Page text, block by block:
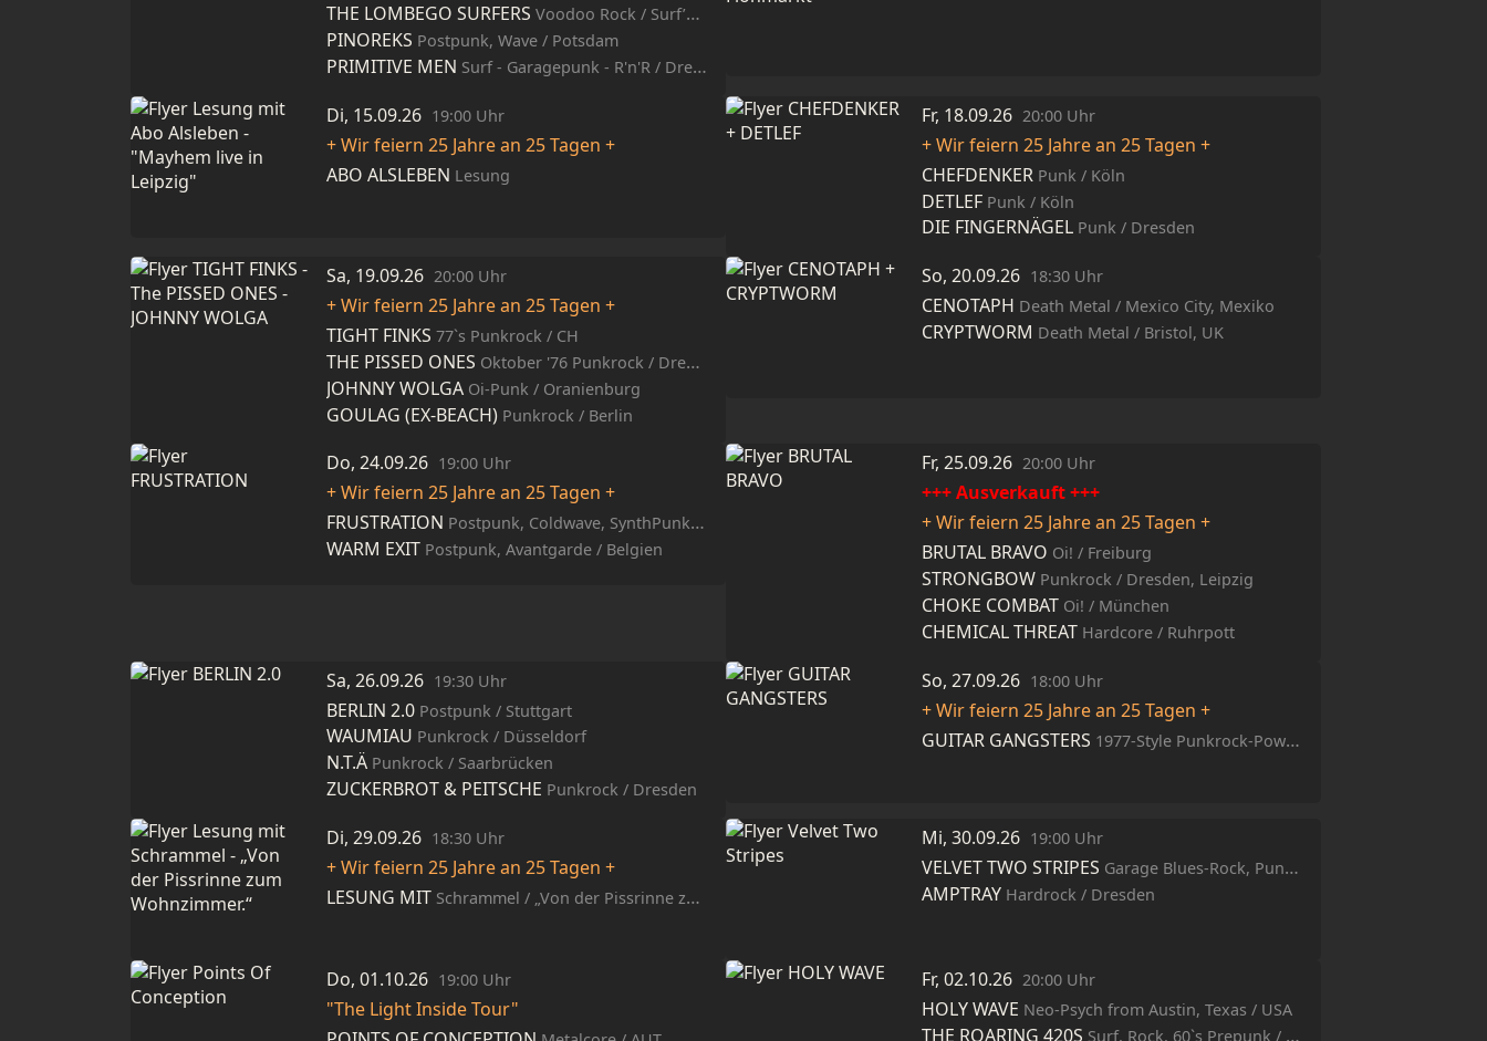
THE LOMBEGO SURFERS Voodoo Rock / Surf’n’Roll / CH
PINOREKS Postpunk, Wave / Potsdam
PRIMITIVE MEN Surf - Garagepunk - R'n'R / Dresden
Di, 15.09.26 19:00 Uhr
+ Wir feiern 25 Jahre an 25 Tagen +
ABO ALSLEBEN Lesung
Fr, 18.09.26 20:00 Uhr
+ Wir feiern 25 Jahre an 25 Tagen +
CHEFDENKER Punk / Köln
DETLEF Punk / Köln
DIE FINGERNÄGEL Punk / Dresden
Sa, 19.09.26 20:00 Uhr
+ Wir feiern 25 Jahre an 25 Tagen +
TIGHT FINKS 77`s Punkrock / CH
THE PISSED ONES Oktober '76 Punkrock / Dresden
JOHNNY WOLGA Oi-Punk / Oranienburg
GOULAG (EX-BEACH) Punkrock / Berlin
So, 20.09.26 18:30 Uhr
CENOTAPH Death Metal / Mexico City, Mexiko
CRYPTWORM Death Metal / Bristol, UK
Do, 24.09.26 19:00 Uhr
+ Wir feiern 25 Jahre an 25 Tagen +
FRUSTRATION Postpunk, Coldwave, SynthPunk / F
WARM EXIT Postpunk, Avantgarde / Belgien
Fr, 25.09.26 20:00 Uhr
+++ Ausverkauft +++
+ Wir feiern 25 Jahre an 25 Tagen +
BRUTAL BRAVO Oi! / Freiburg
STRONGBOW Punkrock / Dresden, Leipzig
CHOKE COMBAT Oi! / München
CHEMICAL THREAT Hardcore / Ruhrpott
Sa, 26.09.26 19:30 Uhr
BERLIN 2.0 Postpunk / Stuttgart
WAUMIAU Punkrock / Düsseldorf
N.T.Ä Punkrock / Saarbrücken
ZUCKERBROT & PEITSCHE Punkrock / Dresden
So, 27.09.26 18:00 Uhr
+ Wir feiern 25 Jahre an 25 Tagen +
GUITAR GANGSTERS 1977-Style Punkrock-Power-Band / GB
Di, 29.09.26 18:30 Uhr
+ Wir feiern 25 Jahre an 25 Tagen +
LESUNG MIT Schrammel / „Von der Pissrinne zum Wohnzimmer.“
Mi, 30.09.26 19:00 Uhr
VELVET TWO STRIPES Garage Blues-Rock, Punk Rock,Alternative Rock / Zürich
AMPTRAY Hardrock / Dresden
Do, 01.10.26 19:00 Uhr
"The Light Inside Tour"
Fr, 02.10.26 20:00 Uhr
HOLY WAVE Neo-Psych from Austin, Texas / USA
THE ROARING 420S Surf, Rock, 60`s Prepunk / Dresden